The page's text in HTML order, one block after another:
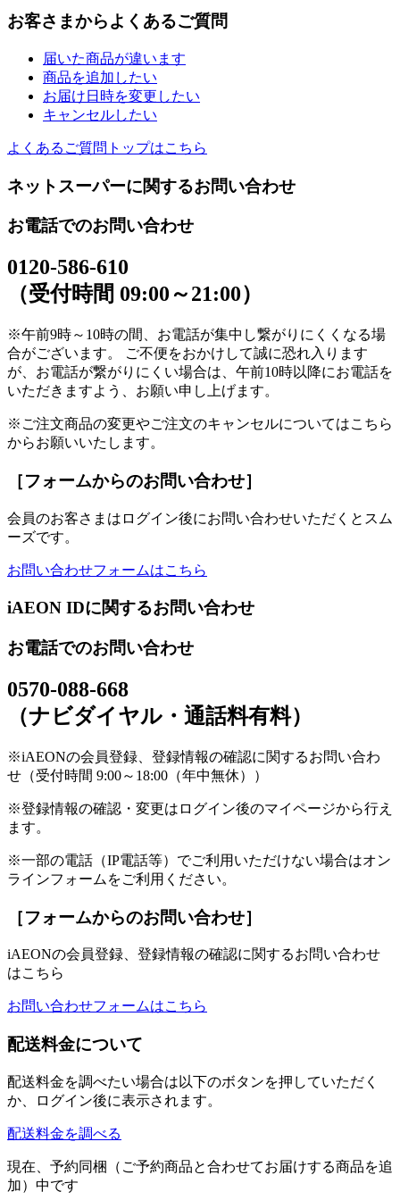
お客さまからよくあるご質問
届いた商品が違います
商品を追加したい
お届け日時を変更したい
キャンセルしたい
よくあるご質問トップはこちら
ネットスーパーに関するお問い合わせ
お電話でのお問い合わせ
0120-586-610
（受付時間 09:00～21:00）
※午前9時～10時の間、お電話が集中し繋がりにくくなる場
合がございます。 ご不便をおかけして誠に恐れ入ります
が、お電話が繋がりにくい場合は、午前10時以降にお電話を
いただきますよう、お願い申し上げます。
※ご注文商品の変更やご注文のキャンセルについてはこちら
からお願いいたします。
［フォームからのお問い合わせ］
会員のお客さまはログイン後にお問い合わせいただくとスム
ーズです。
お問い合わせフォームはこちら
iAEON IDに関するお問い合わせ
お電話でのお問い合わせ
0570-088-668
（ナビダイヤル・通話料有料）
※iAEONの会員登録、登録情報の確認に関するお問い合わ
せ（受付時間 9:00～18:00（年中無休））
※登録情報の確認・変更はログイン後のマイページから行え
ます。
※一部の電話（IP電話等）でご利用いただけない場合はオン
ラインフォームをご利用ください。
［フォームからのお問い合わせ］
iAEONの会員登録、登録情報の確認に関するお問い合わせ
はこちら
お問い合わせフォームはこちら
配送料金について
配送料金を調べたい場合は以下のボタンを押していただく
か、ログイン後に表示されます。
配送料金を調べる
現在、予約同梱（ご予約商品と合わせてお届けする商品を追
加）中です